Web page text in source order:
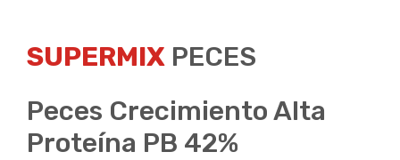
SUPERMIX PECES
Peces Crecimiento Alta
Proteína PB 42%